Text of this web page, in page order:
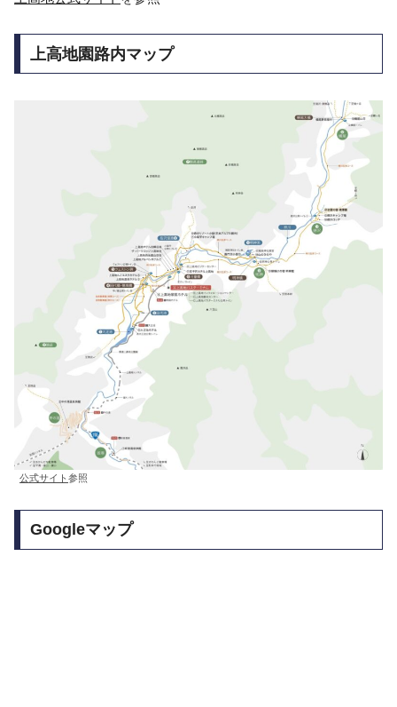
上高地園路内マップ
公式サイト 参照
Googleマップ